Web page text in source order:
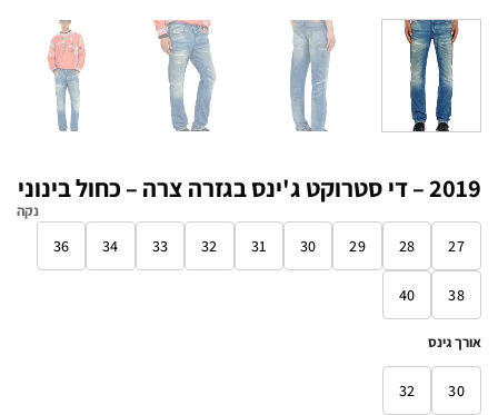
2019 – די סטרוקט ג'ינס בגזרה צרה – כחול בינוני
27
28
29
30
31
32
33
34
36
38
40
אורך גינס
30
32
נקה